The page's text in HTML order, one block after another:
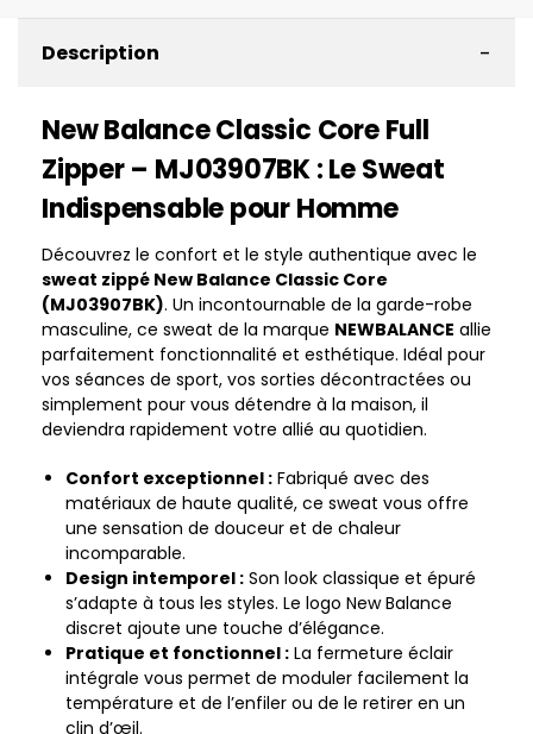
Description -
New Balance Classic Core Full
Zipper – MJ03907BK : Le Sweat
Indispensable pour Homme
Découvrez le confort et le style authentique avec le
sweat zippé New Balance Classic Core
(MJ03907BK). Un incontournable de la garde-robe
masculine, ce sweat de la marque NEWBALANCE allie
parfaitement fonctionnalité et esthétique. Idéal pour
vos séances de sport, vos sorties décontractées ou
simplement pour vous détendre à la maison, il
deviendra rapidement votre allié au quotidien.
Confort exceptionnel : Fabriqué avec des
matériaux de haute qualité, ce sweat vous offre
une sensation de douceur et de chaleur
incomparable.
Design intemporel : Son look classique et épuré
s’adapte à tous les styles. Le logo New Balance
discret ajoute une touche d’élégance.
Pratique et fonctionnel : La fermeture éclair
intégrale vous permet de moduler facilement la
température et de l’enfiler ou de le retirer en un
clin d’œil.